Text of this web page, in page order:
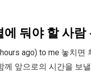
둬야 할 사람
ago) to me 놓치
께 앞으로의 시간을 보